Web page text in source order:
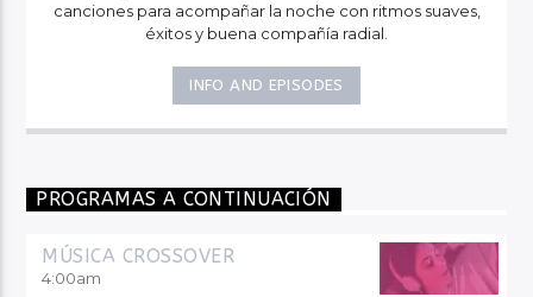
canciones para acompañar la noche con ritmos suaves,
éxitos y buena compañía radial.
INFO AND EPISODES
PROGRAMAS A CONTINUACIÓN
MÚSICA CROSSOVER
4:00am